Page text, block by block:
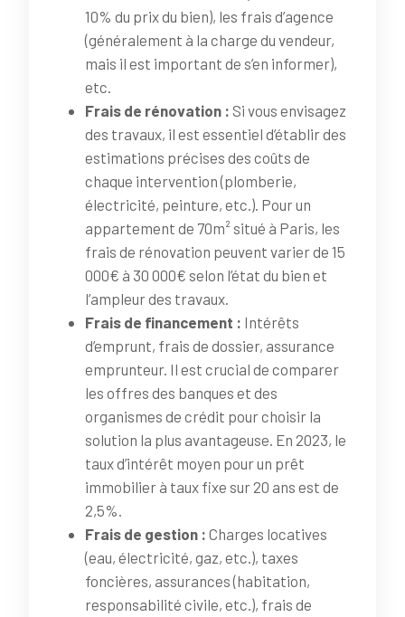
10% du prix du bien), les frais d’agence
(généralement à la charge du vendeur,
mais il est important de s’en informer),
etc.
Frais de rénovation : Si vous envisagez
des travaux, il est essentiel d’établir des
estimations précises des coûts de
chaque intervention (plomberie,
électricité, peinture, etc.). Pour un
appartement de 70m² situé à Paris, les
frais de rénovation peuvent varier de 15
000€ à 30 000€ selon l’état du bien et
l’ampleur des travaux.
Frais de financement : Intérêts
d’emprunt, frais de dossier, assurance
emprunteur. Il est crucial de comparer
les offres des banques et des
organismes de crédit pour choisir la
solution la plus avantageuse. En 2023, le
taux d’intérêt moyen pour un prêt
immobilier à taux fixe sur 20 ans est de
2,5%.
Frais de gestion : Charges locatives
(eau, électricité, gaz, etc.), taxes
foncières, assurances (habitation,
responsabilité civile, etc.), frais de